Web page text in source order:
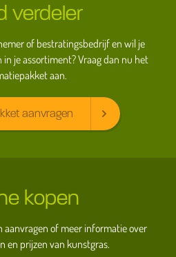
verdeler
of bestratingsbedrijf en wil je
je assortiment? Vraag dan nu het
aan.
aanvragen
kopen
aanvragen of meer informatie over
en prijzen van kunstgras.